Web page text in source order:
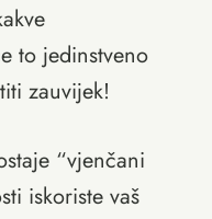
to jedinstveno
zauvijek!
“vjenčani
iskoriste vaš